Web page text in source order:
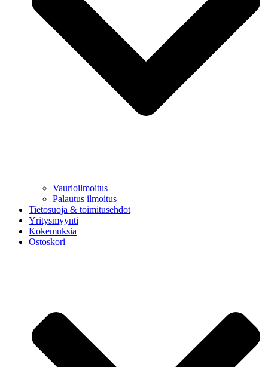
Vaurioilmoitus
Palautus ilmoitus
Tietosuoja & toimitusehdot
Yritysmyynti
Kokemuksia
Ostoskori